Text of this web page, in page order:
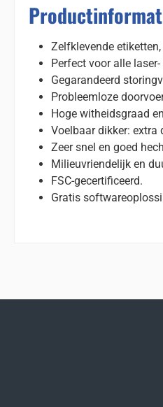
Zelfklevende
Perfect voor alle
Gegarandeerd
Probleemloze
Hoge witheidsgraad
Voelbaar dikker: extra
Zeer snel en goed
Milieuvriendelijk en
FSC-gecertificeerd.
Gratis